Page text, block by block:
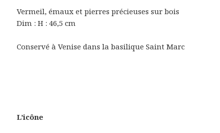
Vermeil, émaux et pierres précieuses sur bois
Dim : H : 46,5 cm
Conservé à Venise dans la basilique Saint Marc
L’icône